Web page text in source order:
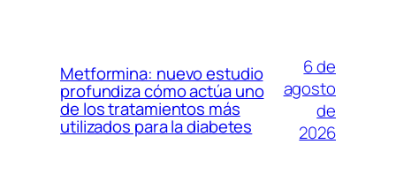
Metformina: nuevo estudio
profundiza cómo actúa uno
de los tratamientos más
utilizados para la diabetes
6 de
agosto
de
2026